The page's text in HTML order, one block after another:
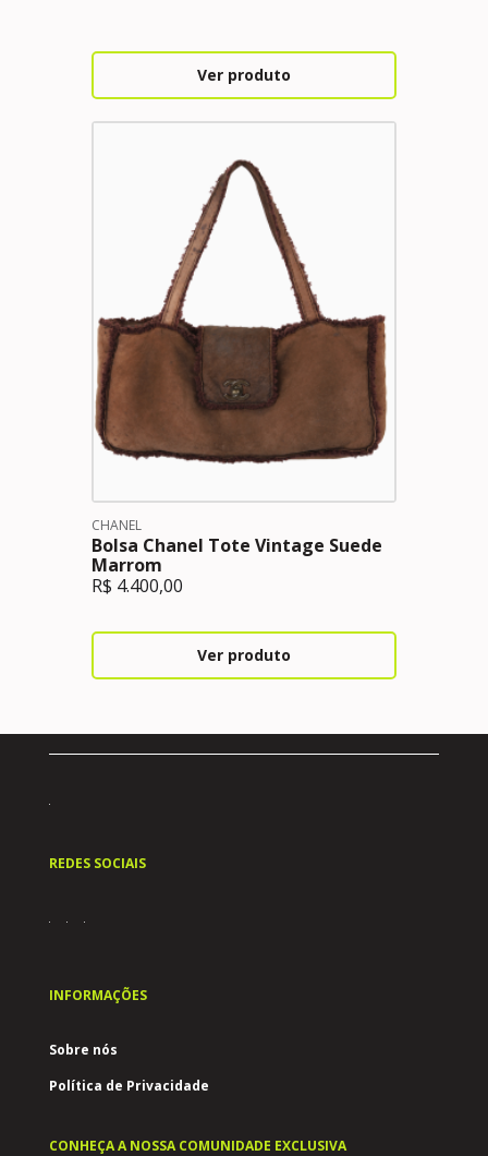
Ver produto
CHANEL
Bolsa Chanel Tote Vintage Suede
Marrom
R$ 4.400,00
Ver produto
REDES SOCIAIS
INFORMAÇÕES
Sobre nós
Política de Privacidade
CONHEÇA A NOSSA COMUNIDADE EXCLUSIVA